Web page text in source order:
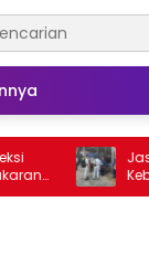
Jasa